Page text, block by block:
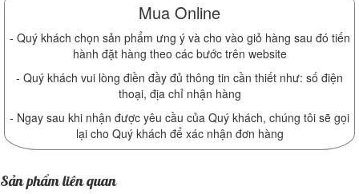
Mua Online
- Quý khách chọn sản phẩm ưng ý và cho vào giỏ hàng sau đó tiến
hành đặt hàng theo các bước trên website
- Quý khách vui lòng điền đầy đủ thông tin cần thiết như: số điện
thoại, địa chỉ nhận hàng
- Ngay sau khi nhận được yêu cầu của Quý khách, chúng tôi sẽ gọi
lại cho Quý khách để xác nhận đơn hàng
Sản phẩm liên quan